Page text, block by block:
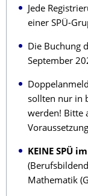
Jede
einer SPÜ-
Die Buchung
September
sollten nur in
werden! Bitte
KEINE SPÜ
Mathematik